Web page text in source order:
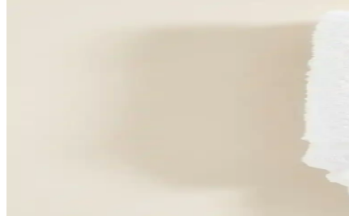
Ev dekorasyonunda el havluları, şıklık ve fonksiyonelliği bir
Özdilek Point Happy Aile Seti: Yüksek Kalite ve
Didyma Diamond Peştemal Gri 2'li Takım:
Didyma Diamond Peştemal Gri 2'li Takım, %100 pamuk yapısı,
Didyma Diamond Peştemal 2'li Takım Yüksek